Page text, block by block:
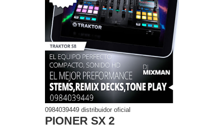
0984039449 distribuidor oficial
PIONER SX 2